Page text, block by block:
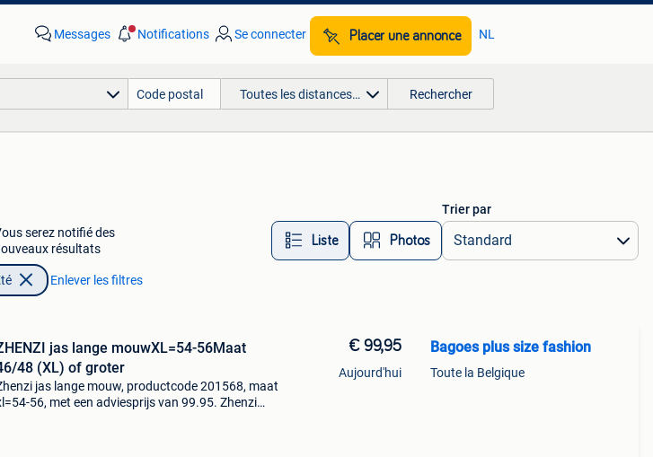
Messages Notifications Se connecter Placer une annonce NL
Toutes les distances… Rechercher
serez notifié des
résultats
Liste Photos
Trier par
Enlever les filtres
jas lange mouwXL=54-56Maat
48 (XL) of groter
jas lange mouw, productcode 201568, maat
56, met een adviesprijs van 99.95. Zhenzi
€ 99,95
Aujourd'hui
Bagoes plus size fashion
Toute la Belgique